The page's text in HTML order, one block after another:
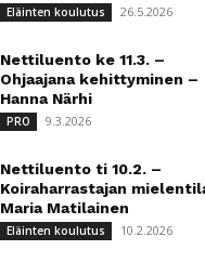
Eläinten koulutus 26.5.2026
Nettiluento ke 11.3. –
Ohjaajana kehittyminen –
Hanna Närhi
PRO 9.3.2026
Nettiluento ti 10.2. –
Koiraharrastajan
Maria Matilainen
Eläinten koulutus 10.2.2026